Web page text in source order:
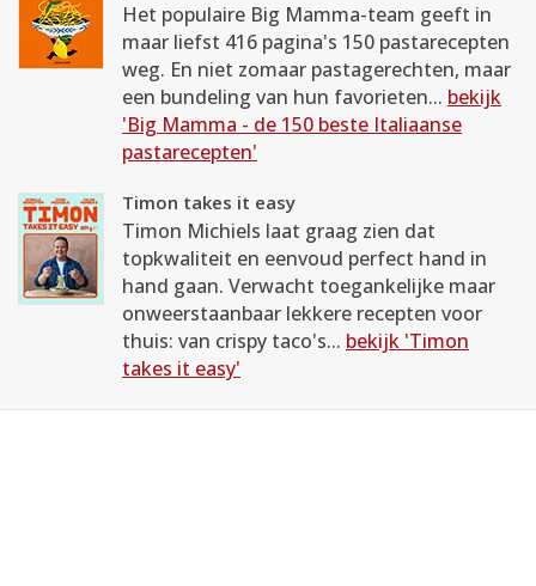
Het populaire Big Mamma-team geeft in
maar liefst 416 pagina's 150 pastarecepten
weg. En niet zomaar pastagerechten, maar
een bundeling van hun favorieten... bekijk
'Big Mamma - de 150 beste Italiaanse
pastarecepten'
Timon takes it easy
Timon Michiels laat graag zien dat
topkwaliteit en eenvoud perfect hand in
hand gaan. Verwacht toegankelijke maar
onweerstaanbaar lekkere recepten voor
thuis: van crispy taco's... bekijk 'Timon
takes it easy'